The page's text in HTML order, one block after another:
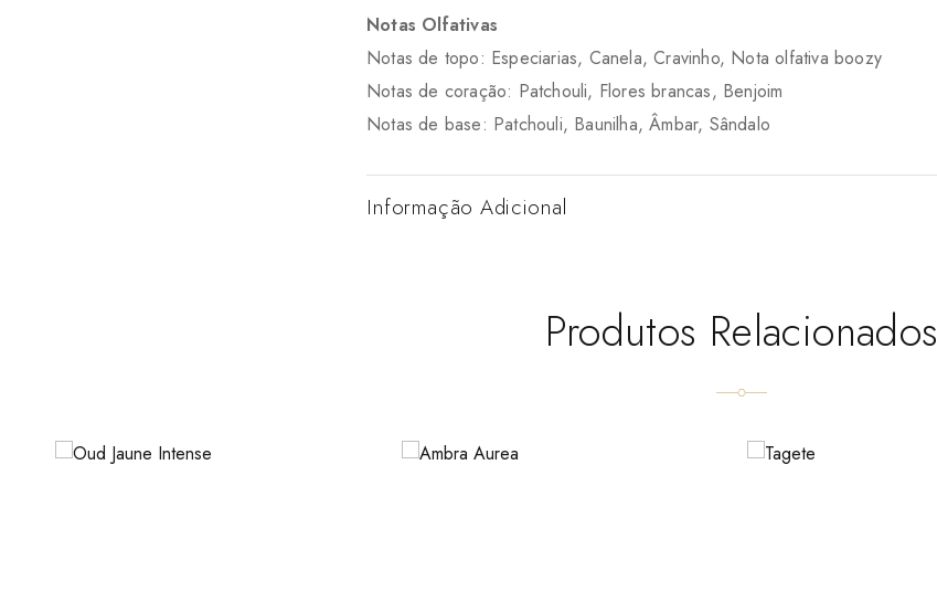
Notas Olfativas
Notas de topo: Especiarias, Canela, Cravinho, Nota olfativa boozy
Notas de coração: Patchouli, Flores brancas, Benjoim
Notas de base: Patchouli, Baunilha, Âmbar, Sândalo
Informação Adicional
Produtos Relacionados